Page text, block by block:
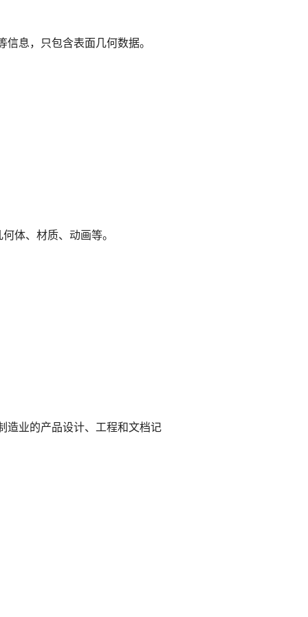
息，只包含表面几何数据。
体、材质、动画等。
造业的产品设计、工程和文档记